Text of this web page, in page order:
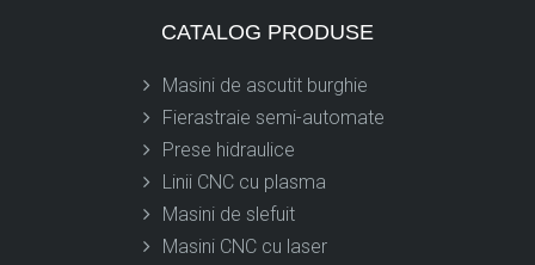
CATALOG PRODUSE
Masini de ascutit burghie
Fierastraie semi-automate
Prese hidraulice
Linii CNC cu plasma
Masini de slefuit
Masini CNC cu laser